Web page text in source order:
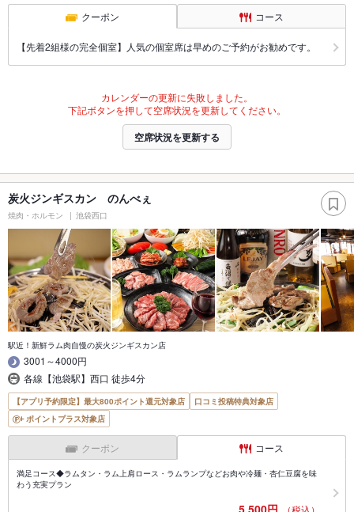
クーポン コース
【先着2組様の完全個室】人気の個室席は早めのご予約がお勧めです。
カレンダーの更新に失敗しました。
下記ボタンを押して空席状況を更新してください。
空席状況を更新する
炭火ジンギスカン のんべぇ
焼肉・ホルモン 池袋西口
駅近！新鮮ラム肉自慢の炭火ジンギスカン店
3001～4000円
各線【池袋駅】西口 徒歩4分
【アプリ予約限定】最大800ポイント還元対象店
口コミ投稿特典対象店
ポイントプラス対象店
クーポン コース
満足コース◆ラムタン・ラム上肩ロース・ラムランプなどお肉や冷麺・杏仁豆腐を味
わう充実プラン